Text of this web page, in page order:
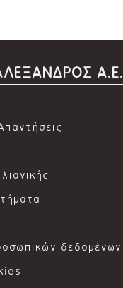
Α.Ε.
δεδομένων